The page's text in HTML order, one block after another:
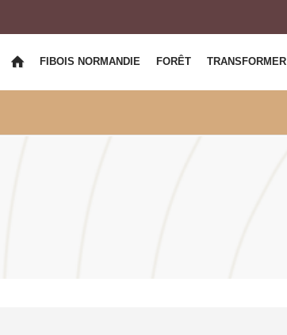
FIBOIS NORMANDIE FORÊT TRANSFORMER